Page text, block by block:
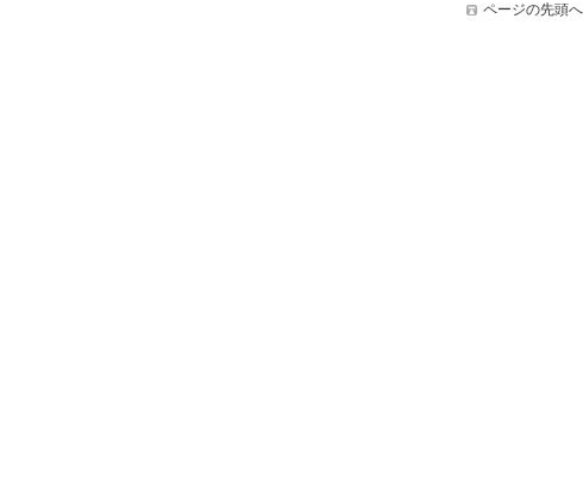
ページの先頭へ